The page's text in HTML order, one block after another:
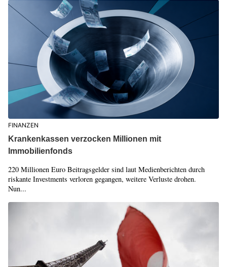
FINANZEN
Krankenkassen verzocken Millionen mit
Immobilienfonds
220 Millionen Euro Beitragsgelder sind laut Medienberichten durch
riskante Investments verloren gegangen, weitere Verluste drohen.
Nun...